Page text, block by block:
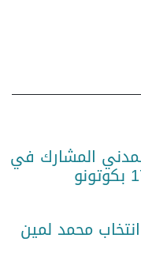
المشارك في
محمد لمين